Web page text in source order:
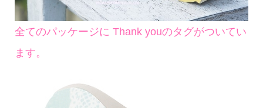
全てのパッケージに Thank youのタグがついてい
ます。